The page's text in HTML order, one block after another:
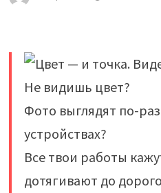
Не видишь цвет?
Фото выглядят по-
устройствах?
Все твои работы
дотягивают до